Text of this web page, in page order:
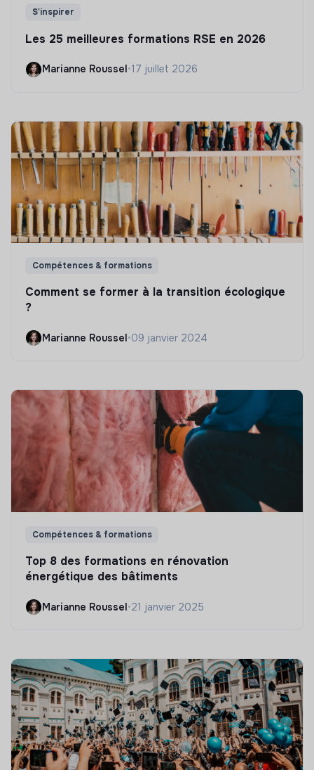
S'inspirer
Les 25 meilleures formations RSE en 2026
Marianne Roussel•17 juillet 2026
Compétences & formations
Comment se former à la transition écologique
?
Marianne Roussel•09 janvier 2024
Compétences & formations
Top 8 des formations en rénovation
énergétique des bâtiments
Marianne Roussel•21 janvier 2025